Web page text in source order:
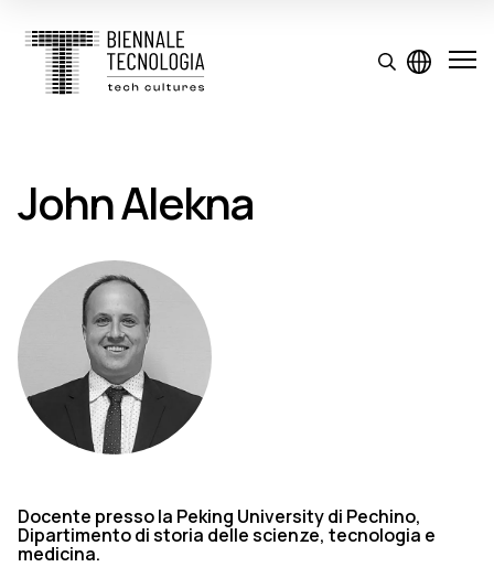
John Alekna
Docente presso la Peking University di Pechino,
Dipartimento di storia delle scienze, tecnologia e
medicina.